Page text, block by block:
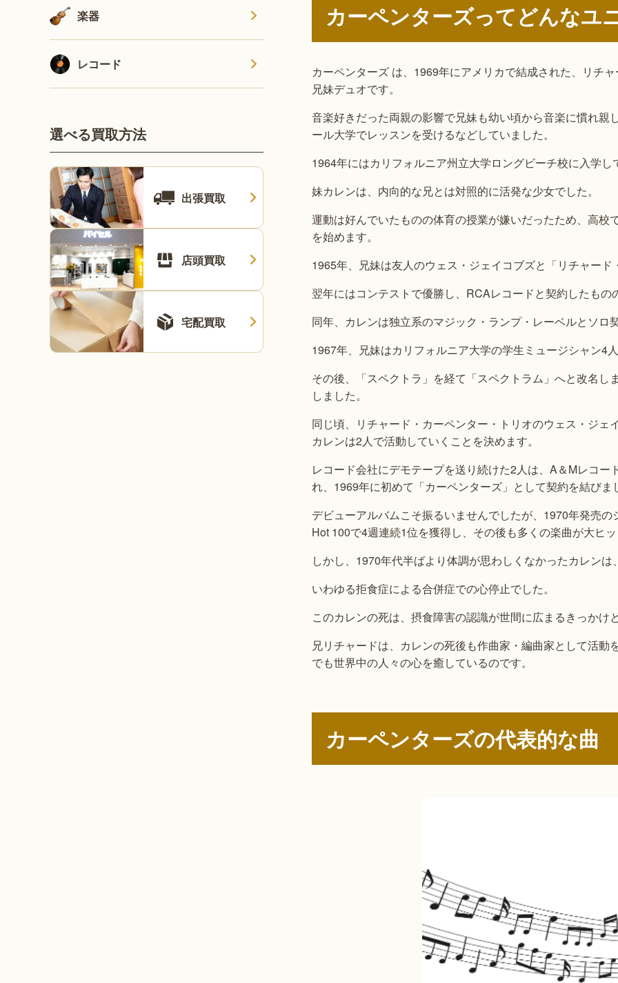
カーペンターズってどんなユ
カーペンターズ は、1969年にアメリカで結成された、リチ
兄妹デュオです。
音楽好きだった両親の影響で兄妹も幼い頃から音楽に慣れ
ール大学でレッスンを受けるなどしていました。
1964年にはカリフォルニア州立大学ロングビーチ校に入学
妹カレンは、内向的な兄とは対照的に活発な少女でした。
運動は好んでいたものの体育の授業が嫌いだったため、高
を始めます。
1965年、兄妹は友人のウェス・ジェイコブズと「リチャー
翌年にはコンテストで優勝し、RCAレコードと契約したも
同年、カレンは独立系のマジック・ランプ・レーベルとソ
1967年、兄妹はカリフォルニア大学の学生ミュージシャン4
その後、「スペクトラ」を経て「スペクトラム」へと改名
しました。
同じ頃、リチャード・カーペンター・トリオのウェス・ジ
カレンは2人で活動していくことを決めます。
レコード会社にデモテープを送り続けた2人は、A＆Mレコ
れ、1969年に初めて「カーペンターズ」として契約を結びま
デビューアルバムこそ振るいませんでしたが、1970年発売
Hot 100で4週連続1位を獲得し、その後も多くの楽曲が大ヒ
しかし、1970年代半ばより体調が思わしくなかったカレン
いわゆる拒食症による合併症での心停止でした。
このカレンの死は、摂食障害の認識が世間に広まるきっかけ
兄リチャードは、カレンの死後も作曲家・編曲家として活
でも世界中の人々の心を癒しているのです。
カーペンターズの代表的な曲
楽器
レコード
選べる買取方法
出張買取
店頭買取
宅配買取